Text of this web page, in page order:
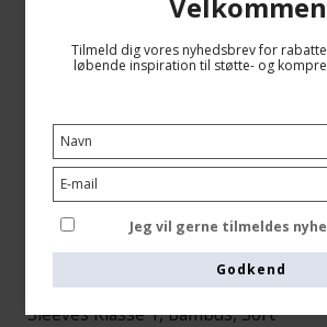
Sleeves Klasse 1, Bambus, Sort
Tilmeld dig vores nyhedsbrev for
løbende inspiration til støtte- og
Jeg vil gerne tilmeldes
Godkend